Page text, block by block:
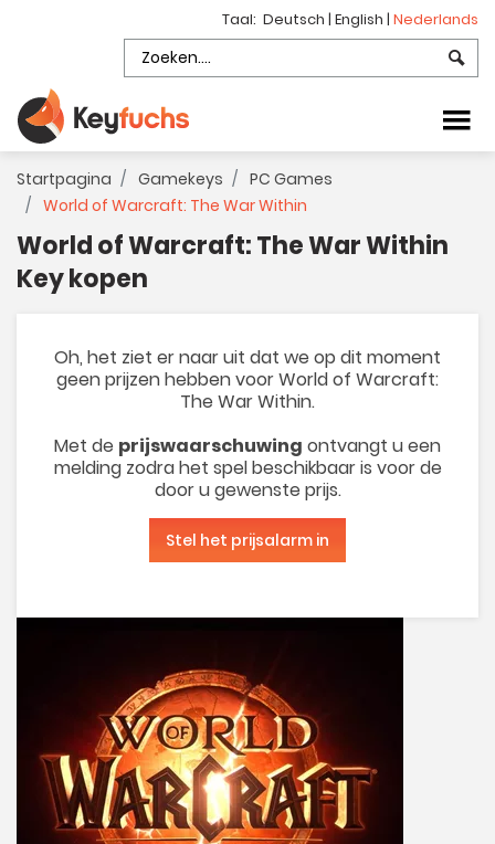
Taal: Deutsch | English | Nederlands
Startpagina Gamekeys
PC Games
World of Warcraft: The War Within
World of Warcraft: The War Within
Key kopen
Oh, het ziet er naar uit dat we op dit moment
geen prijzen hebben voor World of Warcraft:
The War Within.
Met de prijswaarschuwing ontvangt u een
melding zodra het spel beschikbaar is voor de
door u gewenste prijs.
Stel het prijsalarm in